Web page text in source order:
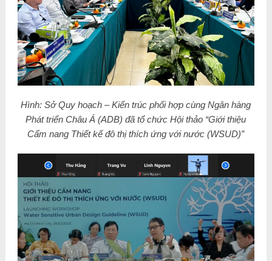
Hình: Sở Quy hoạch – Kiến trúc phối hợp cùng Ngân hàng
Phát triển Châu Á (ADB) đã tổ chức Hội thảo “Giới thiệu
Cẩm nang Thiết kế đô thị thích ứng với nước (WSUD)”